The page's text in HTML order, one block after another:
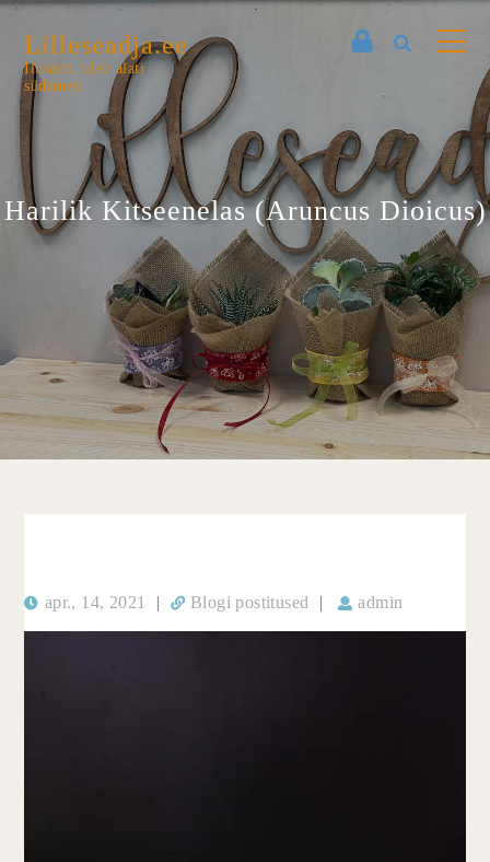
Lilleseadja.ee
Ilusaim tuleb alati
südamest
Harilik Kitseenelas (Aruncus Dioicus)
apr., 14, 2021 | Blogi postitused | admin